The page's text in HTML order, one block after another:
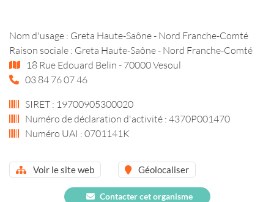
Nom d'usage : Greta Haute-Saône - Nord Franche-Comté
Raison sociale : Greta Haute-Saône - Nord Franche-Comté
18 Rue Edouard Belin - 70000 Vesoul
03 84 76 07 46
SIRET : 19700905300020
Numéro de déclaration d'activité : 4370P001470
Numéro UAI : 0701141K
Voir le site web Géolocaliser
Contacter cet organisme